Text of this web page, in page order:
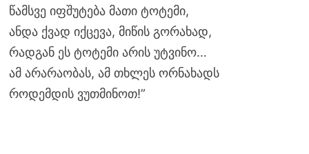
წამსვე იფშუტება მათი ტოტემი,
ანდა ქვად იქცევა, მიწის გორახად,
რადგან ეს ტოტემი არის უტვინო…
ამ არარაობას, ამ თხლეს ორნახადს
როდემდის ვუთმინოთ!”